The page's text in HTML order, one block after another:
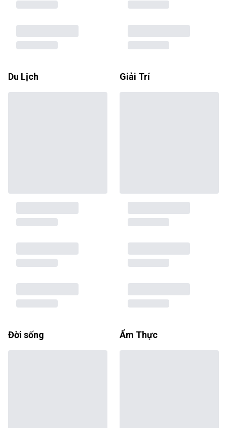
Du Lịch Giải Trí
Đời sống Ẩm Thực